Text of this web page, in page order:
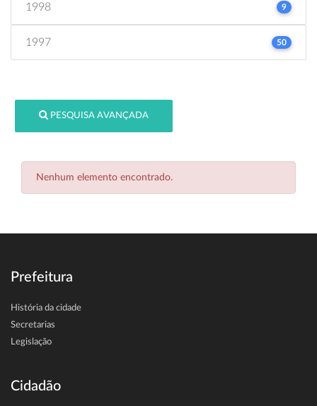
1998 9
1997 50
PESQUISA AVANÇADA
Nenhum elemento encontrado.
Prefeitura
História da cidade
Secretarias
Legislação
Cidadão